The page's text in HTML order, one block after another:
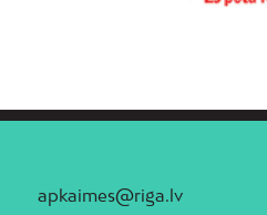
apkaimes@riga.lv